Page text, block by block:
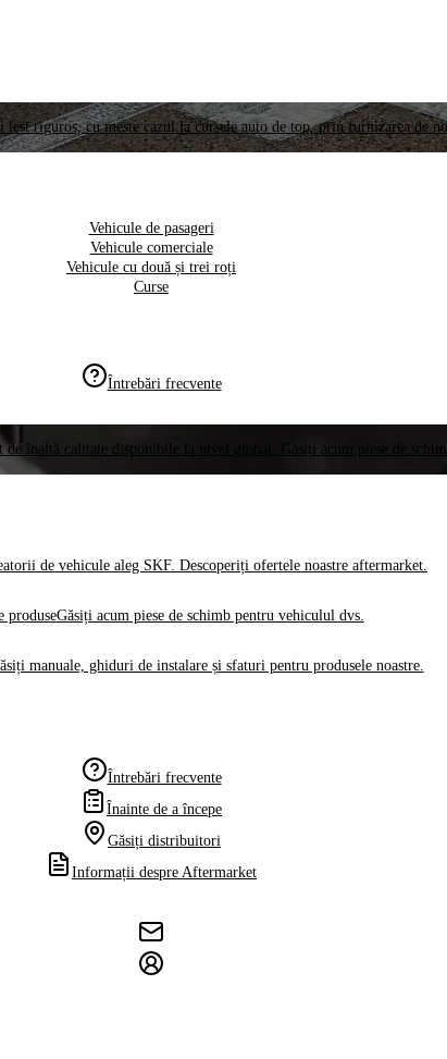
test riguros, cu meste cazul la cursele auto de top, prin furnizarea de
Vehicule de pasageri
Vehicule comerciale
Vehicule cu două și trei roți
Curse
Întrebări frecvente
de înaltă calitate disponibile la nivel global. Găsiți acum piese de
de vehicule aleg SKF. Descoperiți ofertele noastre aftermarket.
produseGăsiți acum piese de schimb pentru vehiculul dvs.
manuale, ghiduri de instalare și sfaturi pentru produsele noastre.
Întrebări frecvente
Înainte de a începe
Găsiți distribuitori
Informații despre Aftermarket